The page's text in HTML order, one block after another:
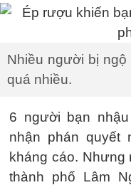
Nhiều người bị
quá nhiều.
6 người bạn
nhận phán quyết
kháng cáo. Nhưng
thành phố Lâm